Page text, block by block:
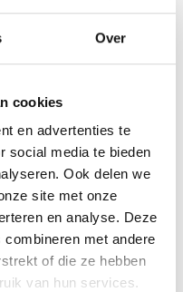
Over
cookies
en advertenties te
social media te bieden
Ook delen we
site met onze
en analyse. Deze
met andere
of die ze hebben
van hun services.